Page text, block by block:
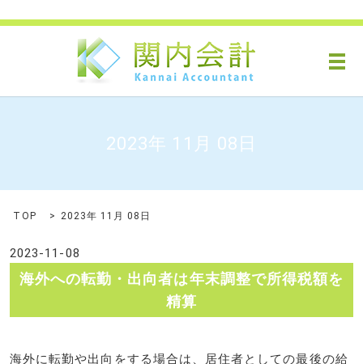
メ
2023年 11月 08日
TOP 2023年 11月 08日
2023-11-08
海外への転勤・出向者は年末調整で所得税額を
精算
海外に転勤や出向をする場合は、居住者としての最後の給